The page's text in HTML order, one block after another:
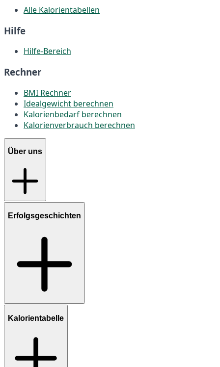
Alle Kalorientabellen
Hilfe
Hilfe-Bereich
Rechner
BMI Rechner
Idealgewicht berechnen
Kalorienbedarf berechnen
Kalorienverbrauch berechnen
Über uns
Erfolgsgeschichten
Kalorientabelle